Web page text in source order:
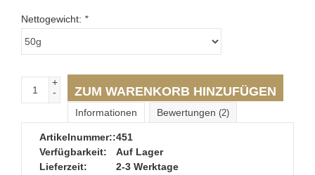
Nettogewicht: *
+
-
ZUM WARENKORB HINZUFÜGEN
Informationen Bewertungen (2)
Artikelnummer::451
Verfügbarkeit:
Auf Lager
Lieferzeit:
2-3 Werktage